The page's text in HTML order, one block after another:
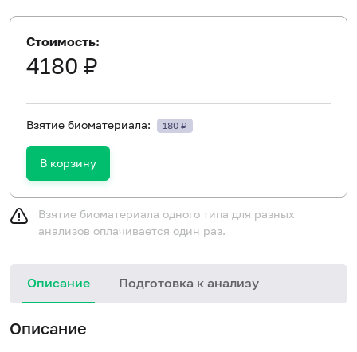
Стоимость:
4180 ₽
Взятие биоматериала: 180 ₽
В корзину
Взятие биоматериала одного типа для разных
анализов оплачивается один раз.
Описание Подготовка к анализу
Описание